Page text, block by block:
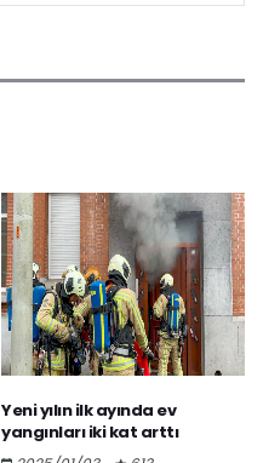
Yeni yılın ilk ayında ev
yangınları iki kat arttı